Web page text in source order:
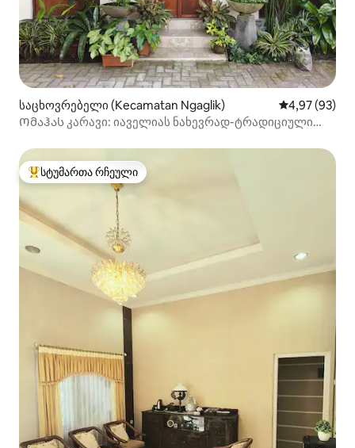
საცხოვრებელი (Kecamatan Ngaglik) საშუალო
4,97 (93)
Ომაჰას კარავი: იაველიას ნახევრად-ტრადიციული
სტუმართა რჩეული მოწინავე ვარიანტი
სტუმართა რჩეული